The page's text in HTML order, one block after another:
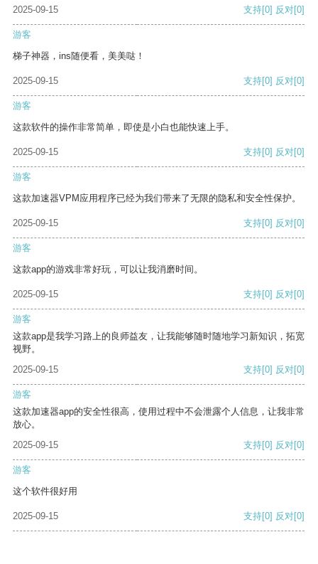
2025-09-15 支持[0] 反对[0]
游客
梯子神器，ins随便看，美美哒！
2025-09-15 支持[0] 反对[0]
游客
这款软件的操作非常简单，即使是小白也能快速上手。
2025-09-15 支持[0] 反对[0]
游客
这款加速器VPM应用程序已经为我们带来了无限的隐私和安全性保护。
2025-09-15 支持[0] 反对[0]
游客
这款app的游戏非常好玩，可以让我消磨时间。
2025-09-15 支持[0] 反对[0]
游客
这款app是我学习路上的良师益友，让我能够随时随地学习新知识，拓宽
视野。
2025-09-15
支持[0] 反对[0]
游客
这款加速器app的安全性很高，使用过程中不会泄露个人信息，让我非常
放心。
2025-09-15
支持[0] 反对[0]
游客
这个软件很好用
2025-09-15 支持[0] 反对[0]